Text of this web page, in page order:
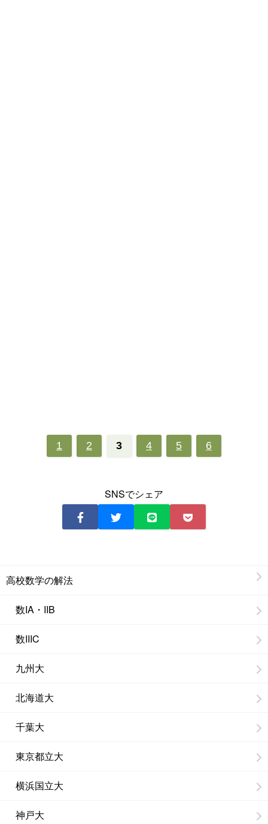
1 2 3 4 5 6
SNSでシェア
高校数学の解法
数IA・IIB
数IIIC
九州大
北海道大
千葉大
東京都立大
横浜国立大
神戸大